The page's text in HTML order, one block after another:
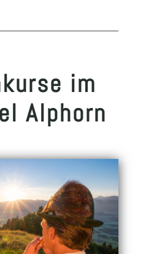
im
Alphorn